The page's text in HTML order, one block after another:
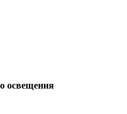
освещения